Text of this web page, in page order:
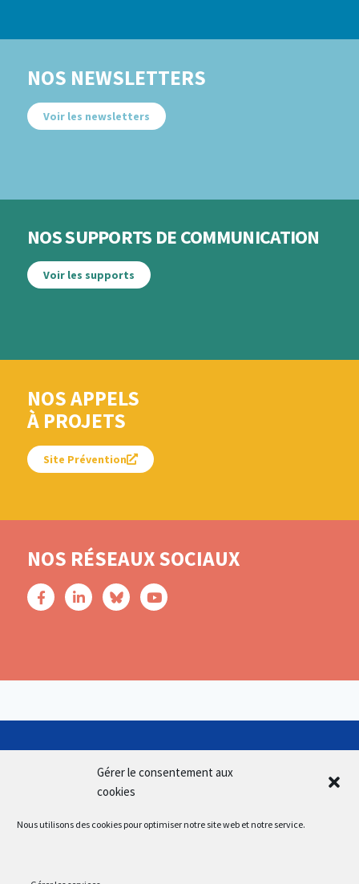
Gérer le consentement aux
cookies
Nous utilisons des cookies pour optimiser notre site web et notre service.
NOS NEWSLETTERS
Voir les newsletters
NOS SUPPORTS DE COMMUNICATION
Voir les supports
NOS APPELS
À PROJETS
Site Prévention
NOS RÉSEAUX SOCIAUX